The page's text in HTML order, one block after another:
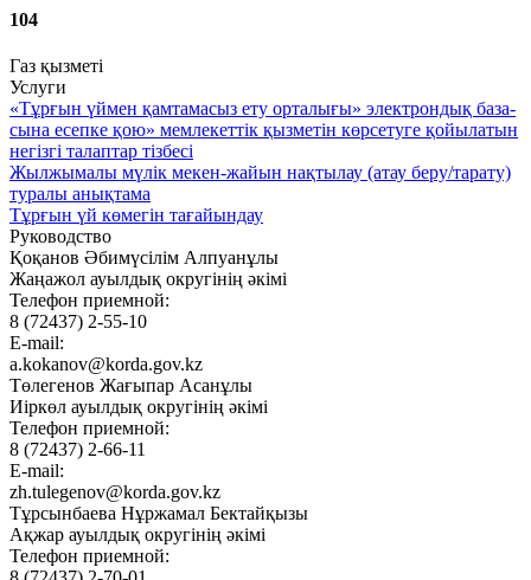
104
Газ қызметі
Услуги
«Тұр­ғын үй­мен қам­та­ма­сыз ету ор­та­лы­ғы» элек­трон­дық ба­за­
сы­на есеп­ке қою» мем­ле­кет­тік қыз­ме­тін көр­се­ту­ге қой­ы­ла­тын
негіз­гі та­лап­тар тіз­бе­сі
Жылжымалы мүлік мекен-жайын нақтылау (атау беру/тарату)
туралы анықтама
Тұрғын үй көмегін тағайындау
Руководство
Қоқанов Әбимүсілім Алпуанұлы
Жаңажол ауылдық округінің әкімі
Телефон приемной:
8 (72437) 2-55-10
E-mail:
a.kokanov@korda.gov.kz
Төлегенов Жағыпар Асанұлы
Иіркөл ауылдық округінің әкімі
Телефон приемной:
8 (72437) 2-66-11
E-mail:
zh.tulegenov@korda.gov.kz
Тұрсынбаева Нұржамал Бектайқызы
Ақжар ауылдық округінің әкімі
Телефон приемной: